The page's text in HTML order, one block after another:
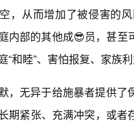
，从而增加了被侵害的
内部的其他成😎员，甚
“和睦”、害怕报复、家
，无异于给施暴者提供了
期紧张、充满冲突，或